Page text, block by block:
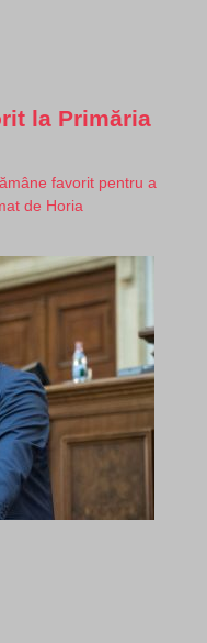
la Primăria
favorit pentru a
de Horia